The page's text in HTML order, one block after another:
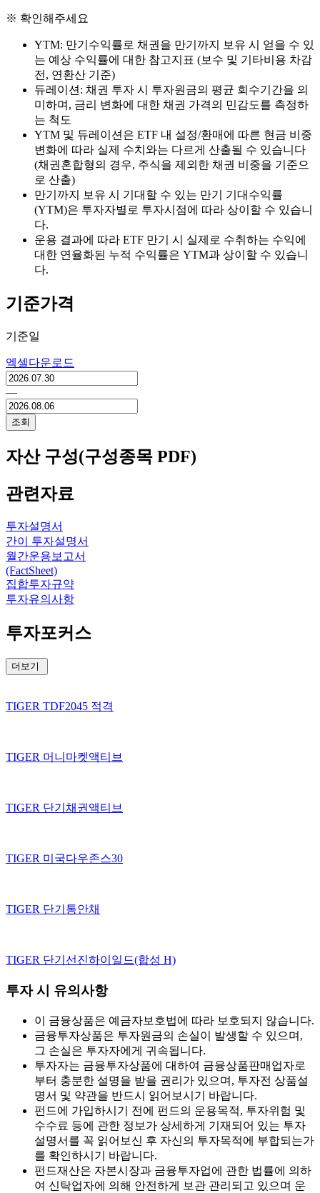
※ 확인해주세요
YTM: 만기수익률로 채권을 만기까지 보유 시 얻을 수 있
는 예상 수익률에 대한 참고지표 (보수 및 기타비용 차감
전, 연환산 기준)
듀레이션: 채권 투자 시 투자원금의 평균 회수기간을 의
미하며, 금리 변화에 대한 채권 가격의 민감도를 측정하
는 척도
YTM 및 듀레이션은 ETF 내 설정/환매에 따른 현금 비중
변화에 따라 실제 수치와는 다르게 산출될 수 있습니다
(채권혼합형의 경우, 주식을 제외한 채권 비중을 기준으
로 산출)
만기까지 보유 시 기대할 수 있는 만기 기대수익률
(YTM)은 투자자별로 투자시점에 따라 상이할 수 있습니
다.
운용 결과에 따라 ETF 만기 시 실제로 수취하는 수익에
대한 연율화된 누적 수익률은 YTM과 상이할 수 있습니
다.
기준가격
기준일
엑셀다운로드
―
조회
자산 구성(구성종목 PDF)
관련자료
투자설명서
간이 투자설명서
월간운용보고서
(FactSheet)
집합투자규약
투자유의사항
투자포커스
더보기
TIGER TDF2045 적격
TIGER 머니마켓액티브
TIGER 단기채권액티브
TIGER 미국다우존스30
TIGER 단기통안채
TIGER 단기선진하이일드(합성 H)
투자 시 유의사항
이 금융상품은 예금자보호법에 따라 보호되지 않습니다.
금융투자상품은 투자원금의 손실이 발생할 수 있으며,
그 손실은 투자자에게 귀속됩니다.
투자자는 금융투자상품에 대하여 금융상품판매업자로
부터 충분한 설명을 받을 권리가 있으며, 투자전 상품설
명서 및 약관을 반드시 읽어보시기 바랍니다.
펀드에 가입하시기 전에 펀드의 운용목적, 투자위험 및
수수료 등에 관한 정보가 상세하게 기재되어 있는 투자
설명서를 꼭 읽어보신 후 자신의 투자목적에 부합되는가
를 확인하시기 바랍니다.
펀드재산은 자본시장과 금융투자업에 관한 법률에 의하
여 신탁업자에 의해 안전하게 보관 관리되고 있으며 운